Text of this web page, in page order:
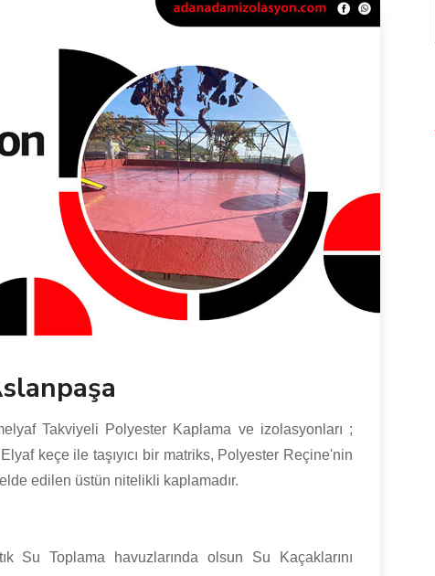
Takviyeli Polyester Kaplama ve izolasyonları ;
keçe ile taşıyıcı bir matriks, Polyester Reçine'nin
edilen üstün nitelikli kaplamadır.
Su Toplama havuzlarında olsun Su Kaçaklarını